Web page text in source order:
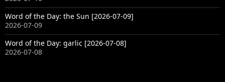
Word of the Day: the Sun [2026-07-09]
2026-07-09
Word of the Day: garlic [2026-07-08]
2026-07-08